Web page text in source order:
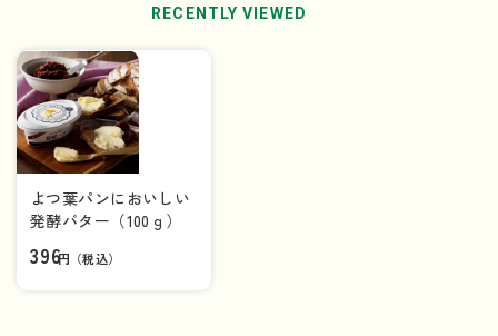
RECENTLY VIEWED
よつ葉パンにおいしい
発酵バター（100ｇ）
396円（税込）